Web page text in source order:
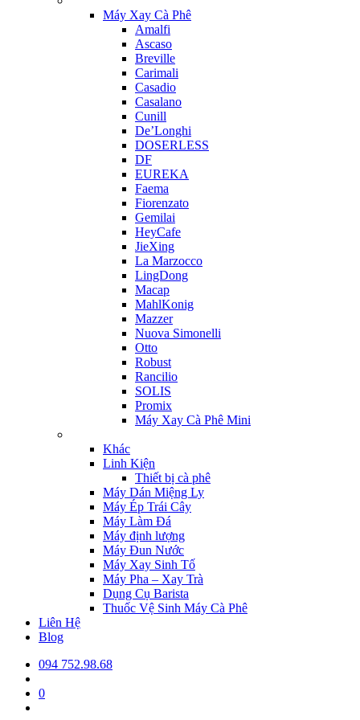
Máy Xay Cà Phê
Amalfi
Ascaso
Breville
Carimali
Casadio
Casalano
Cunill
De’Longhi
DOSERLESS
DF
EUREKA
Faema
Fiorenzato
Gemilai
HeyCafe
JieXing
La Marzocco
LingDong
Macap
MahlKonig
Mazzer
Nuova Simonelli
Otto
Robust
Rancilio
SOLIS
Promix
Máy Xay Cà Phê Mini
Khác
Linh Kiện
Thiết bị cà phê
Máy Dán Miệng Ly
Máy Ép Trái Cây
Máy Làm Đá
Máy định lượng
Máy Đun Nước
Máy Xay Sinh Tố
Máy Pha – Xay Trà
Dụng Cụ Barista
Thuốc Vệ Sinh Máy Cà Phê
Liên Hệ
Blog
094 752.98.68
0